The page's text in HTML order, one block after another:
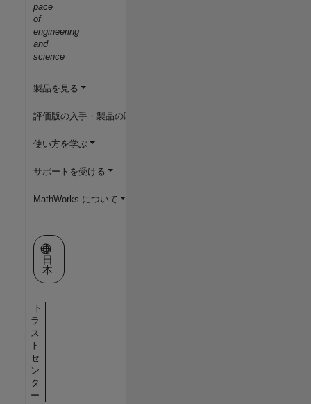
pace
of
engineering
and
science
製品を見る
評価版の入手・製品の購入
使い方を学ぶ
サポートを受ける
MathWorks について
Web サイトの選択
日
本
ト
ラ
ス
ト
セ
ン
タ
ー